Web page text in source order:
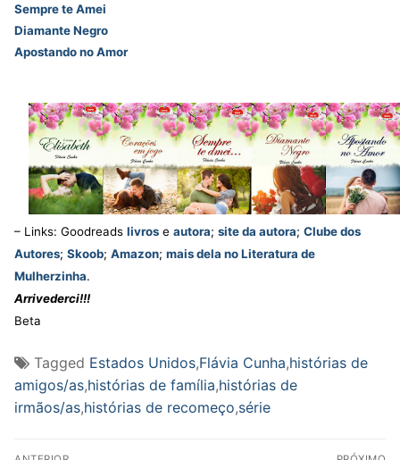
Sempre te Amei
Diamante Negro
Apostando no Amor
– Links: Goodreads livros e autora; site da autora; Clube dos
Autores; Skoob; Amazon; mais dela no Literatura de
Mulherzinha.
Arrivederci!!!
Beta
Tagged Estados Unidos,Flávia Cunha,histórias de
amigos/as,histórias de família,histórias de
irmãos/as,histórias de recomeço,série
Navegação